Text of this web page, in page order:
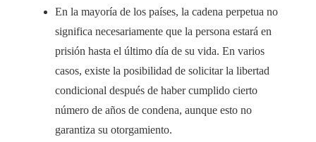
En la mayoría de los países, la cadena perpetua no
significa necesariamente que la persona estará en
prisión hasta el último día de su vida. En varios
casos, existe la posibilidad de solicitar la libertad
condicional después de haber cumplido cierto
número de años de condena, aunque esto no
garantiza su otorgamiento.